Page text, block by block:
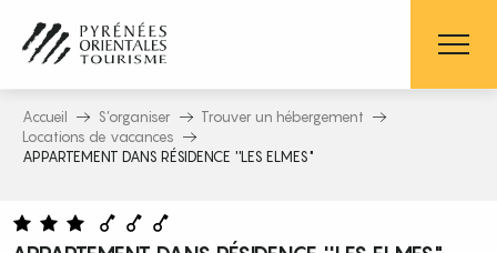
contenu
principal
Accueil S’organiser
Trouver un hébergement
Locations de vacances
APPARTEMENT DANS RÉSIDENCE ''LES ELMES"